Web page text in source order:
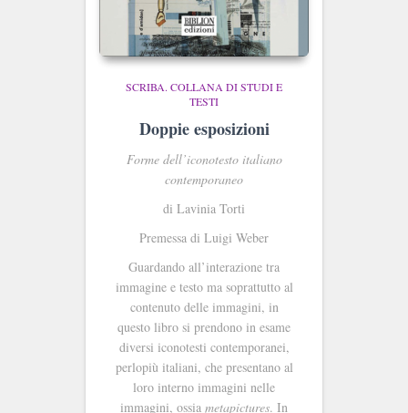
SCRIBA. COLLANA DI STUDI E
TESTI
Doppie esposizioni
Forme dell’iconotesto italiano
contemporaneo
di Lavinia Torti
Premessa di Luigi Weber
Guardando all’interazione tra
immagine e testo ma soprattutto al
contenuto delle immagini, in
questo libro si prendono in esame
diversi iconotesti contemporanei,
perlopiù italiani, che presentano al
loro interno immagini nelle
immagini, ossia metapictures. In